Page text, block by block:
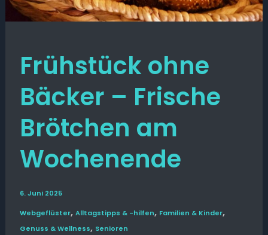
Frühstück ohne
Bäcker – Frische
Brötchen am
Wochenende
6. Juni 2025
Web­­geflüster, Alltags­tipps & -hilfen, Familien & Kinder,
Genuss & Wellness, Senioren